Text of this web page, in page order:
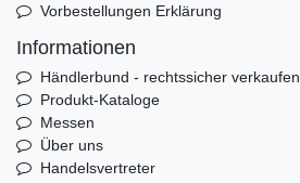
Vorbestellungen Erklärung
Informationen
Händlerbund - rechtssicher verkaufen
Produkt-Kataloge
Messen
Über uns
Handelsvertreter